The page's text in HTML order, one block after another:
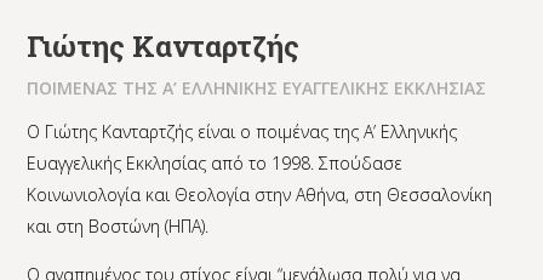
Γιώτης Κανταρτζής
ΠΟΙΜΕΝΑΣ ΤΗΣ Α’ ΕΛΛΗΝΙΚΗΣ ΕΥΑΓΓΕΛΙΚΗΣ ΕΚΚΛΗΣΙΑΣ
Ο Γιώτης Κανταρτζής είναι ο ποιμένας της Α’ Ελληνικής
Ευαγγελικής Εκκλησίας από το 1998. Σπούδασε
Κοινωνιολογία και Θεολογία στην Αθήνα, στη Θεσσαλονίκη
και στη Βοστώνη (ΗΠΑ).
Ο αγαπημένος του στίχος είναι “μεγάλωσα πολύ για να